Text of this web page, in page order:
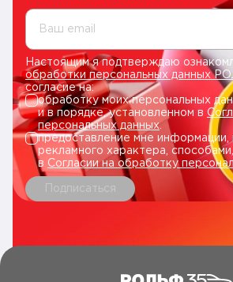
Ваш email
Настоящим я подтверждаю
обработки персональных данных
согласие на:
обработку моих персональных
и в порядке, установленном в
персональных данных.
предоставление мне информации,
рекламного характера,
в Согласии на обработку
Подписаться